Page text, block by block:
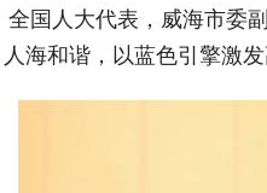
国人大代表，威海市委
海和谐，以蓝色引擎激发